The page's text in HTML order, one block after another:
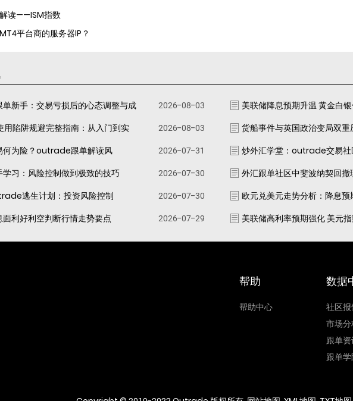
读——ISM指数
平台商的服务器IP？
单新手：交易亏损后的心态调整与成 2026-08-03 美联储降息预期升温 黄金白
用陷阱规避完整指南：从入门到实
2026-08-03 货船事件与英国政治变局双
何为险？outrade跟单解读风
2026-07-31 炒外汇学堂：outrade交易社
学习：风险控制做到极致的技巧
2026-07-30 外汇跟单社区中斐波纳契回
逃生计划：投资风险控制
2026-07-30 欧元兑美元走势分析：降息
面利好利空判断行情走势要点
2026-07-29 美联储高利率预期强化 美元
帮助
帮助中心
数据
社区
市场
跟单
跟单